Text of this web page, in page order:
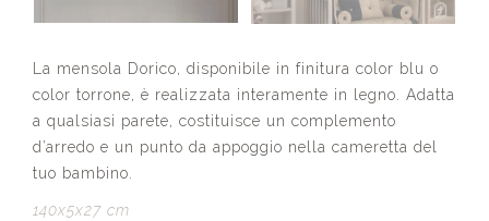
La mensola Dorico, disponibile in finitura color blu o
color torrone, è realizzata interamente in legno. Adatta
a qualsiasi parete, costituisce un complemento
d’arredo e un punto da appoggio nella cameretta del
tuo bambino.
140x5x27 cm